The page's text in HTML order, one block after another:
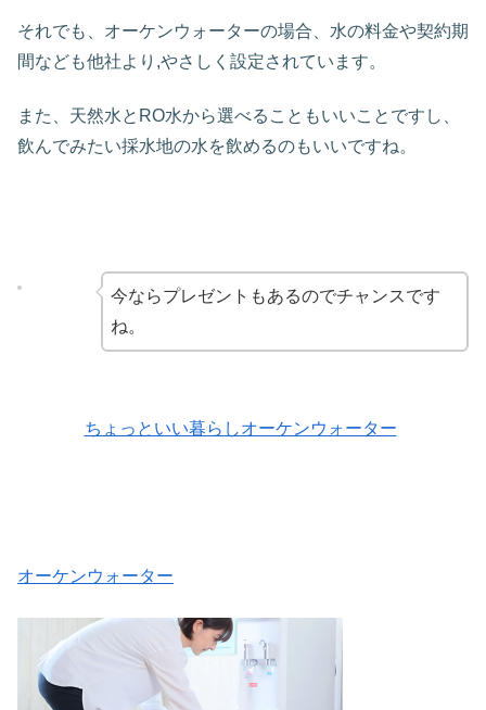
それでも、オーケンウォーターの場合、水の料金や契約期
間なども他社より,やさしく設定されています。
また、天然水とRO水から選べることもいいことですし、
飲んでみたい採水地の水を飲めるのもいいですね。
今ならプレゼントもあるのでチャンスです
ね。
ちょっといい暮らしオーケンウォーター
オーケンウォーター